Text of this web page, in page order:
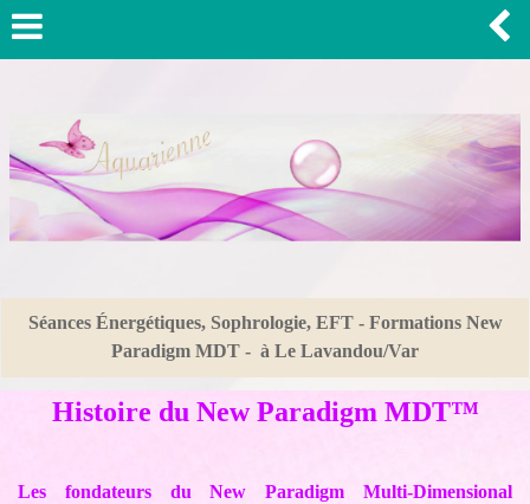
Séances Énergétiques, Sophrologie, EFT - Formations New
Paradigm MDT - à Le Lavandou/Var
Histoire du New Paradigm MDT™
Les fondateurs du New Paradigm Multi-Dimensional